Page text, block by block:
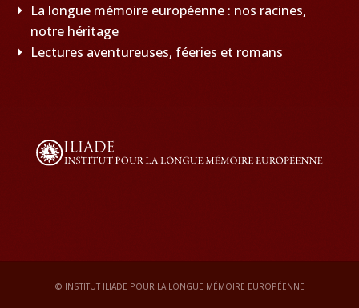
La longue mémoire européenne : nos racines,
notre héritage
Lectures aventureuses, féeries et romans
© INSTITUT ILIADE POUR LA LONGUE MÉMOIRE EUROPÉENNE